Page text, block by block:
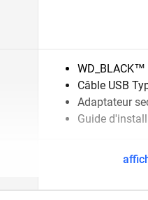
WD_BLACK™
Câble USB
Adaptateur
Guide